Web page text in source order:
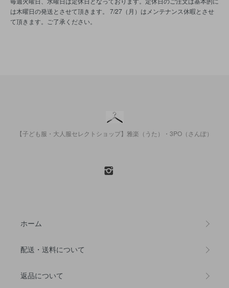
は木曜日の発送とさせて頂きます。 7/27（月）はメンテナンス休暇とさせ
て頂きます。ご了承ください。
【子ども服・大人服セレクトショップ】雅楽（うた）・3PO（さんぽ）
ホーム
配送・送料について
返品について